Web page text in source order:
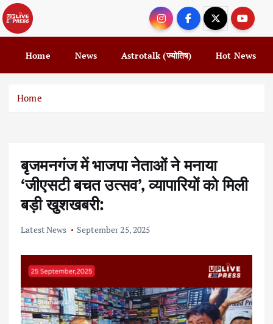
k
i
o
Home News Astrotalk (ज्योतिष) Hot News
Home
बृजमनगंज में भाजपा नेताओं ने मनाया
‘जीएसटी बचत उत्सव’, व्यापारियों को मिली
बड़ी खुशखबरी:
Latest News September 25, 2025